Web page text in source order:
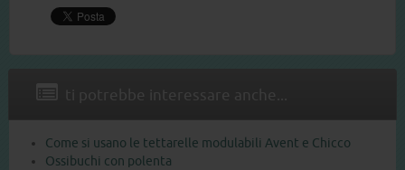
ti potrebbe interessare anche...
Come si usano le tettarelle modulabili Avent e Chicco
Ossibuchi con polenta